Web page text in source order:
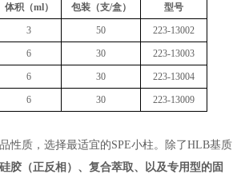
体积（ml） 包装（支/盒） 型号
3 50 223-13002
6 30 223-13003
6 30 223-13004
6 30 223-13009
性质，选择最适宜的SPE小柱。除了HLB基质
硅胶（正反相）、复合萃取、以及专用型的固